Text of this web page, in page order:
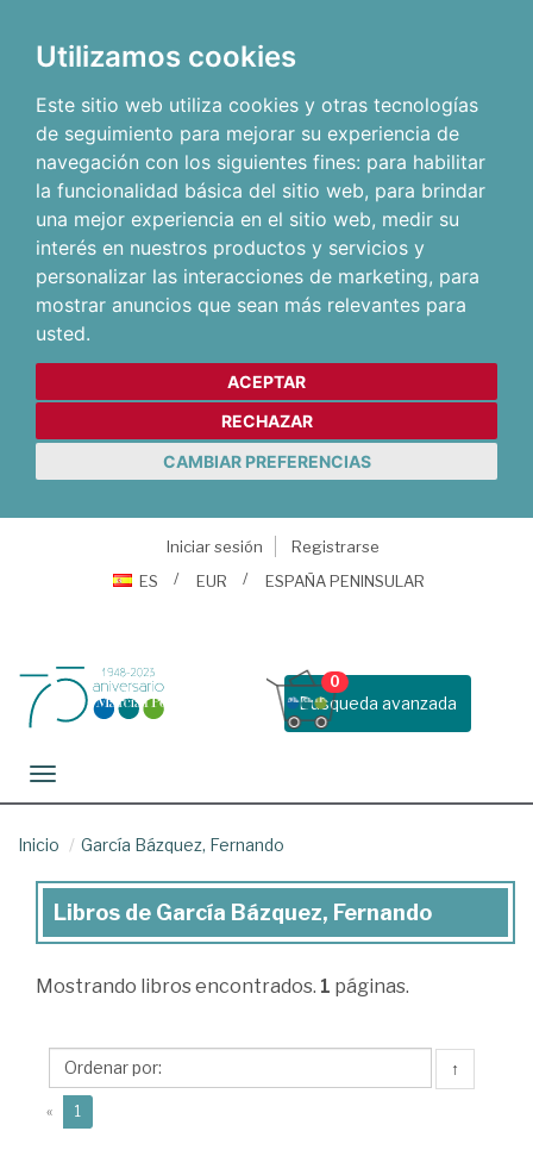
Utilizamos cookies
Este sitio web utiliza cookies y otras tecnologías
de seguimiento para mejorar su experiencia de
navegación con los siguientes fines: para habilitar
la funcionalidad básica del sitio web, para brindar
una mejor experiencia en el sitio web, medir su
interés en nuestros productos y servicios y
personalizar las interacciones de marketing, para
mostrar anuncios que sean más relevantes para
usted.
ACEPTAR
RECHAZAR
CAMBIAR PREFERENCIAS
Iniciar sesión
Registrarse
ES
EUR ESPAÑA PENINSULAR
Busqueda avanzada
0
Toggle navigation
Inicio García Bázquez, Fernando
Libros
García
Fernando
Libros de García Bázquez, Fernando
Mostrando libros encontrados. 1 páginas.
↑
« 1